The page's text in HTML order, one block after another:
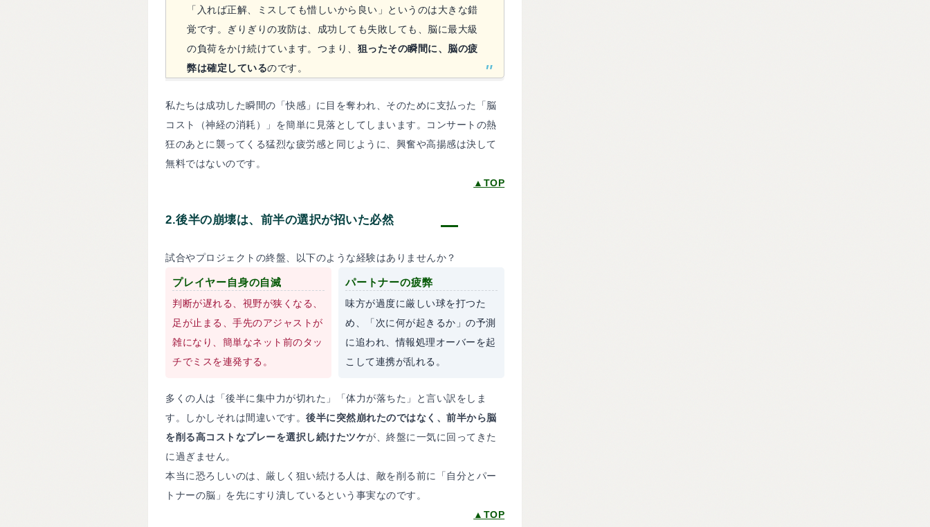
「入れば正解、ミスしても惜しいから良い」というのは大きな錯
覚です。ぎりぎりの攻防は、成功しても失敗しても、脳に最大級
の負荷をかけ続けています。つまり、 狙ったその瞬間に、脳の疲
弊は確定しているのです。
私たちは成功した瞬間の「快感」に目を奪われ、そのために支払った「脳
コスト（神経の消耗）」を簡単に見落としてしまいます。コンサートの熱
狂のあとに襲ってくる猛烈な疲労感と同じように、興奮や高揚感は決して
無料ではないのです。
▲TOP
2.後半の崩壊は、前半の選択が招いた必然
試合やプロジェクトの終盤、以下のような経験はありませんか？
プレイヤー自身の自滅
判断が遅れる、視野が狭くなる、
足が止まる、手先のアジャストが
雑になり、簡単なネット前のタッ
チでミスを連発する。
パートナーの疲弊
味方が過度に厳しい球を打つた
め、「次に何が起きるか」の予測
に追われ、情報処理オーバーを起
こして連携が乱れる。
多くの人は「後半に集中力が切れた」「体力が落ちた」と言い訳をしま
す。しかしそれは間違いです。後半に突然崩れたのではなく、前半から脳
を削る高コストなプレーを選択し続けたツケが、終盤に一気に回ってきた
に過ぎません。
本当に恐ろしいのは、厳しく狙い続ける人は、敵を削る前に「自分とパー
トナーの脳」を先にすり潰しているという事実なのです。
▲TOP